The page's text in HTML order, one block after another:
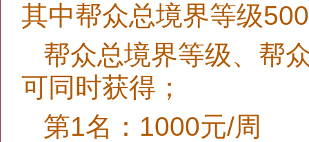
其中帮众总境界等级
帮众总境界等级、帮
可同时获得；
第1名：1000元/周